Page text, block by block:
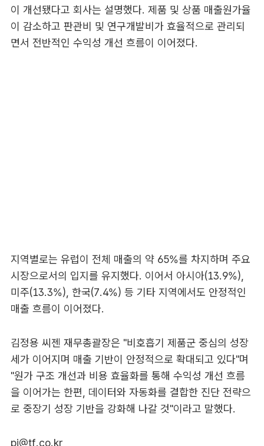
이 개선됐다고 회사는 설명했다. 제품 및 상품 매출원가율
이 감소하고 판관비 및 연구개발비가 효율적으로 관리되
면서 전반적인 수익성 개선 흐름이 이어졌다.
지역별로는 유럽이 전체 매출의 약 65%를 차지하며 주요
시장으로서의 입지를 유지했다. 이어서 아시아(13.9%),
미주(13.3%), 한국(7.4%) 등 기타 지역에서도 안정적인
매출 흐름이 이어졌다.
김정용 씨젠 재무총괄장은 "비호흡기 제품군 중심의 성장
세가 이어지며 매출 기반이 안정적으로 확대되고 있다"며
"원가 구조 개선과 비용 효율화를 통해 수익성 개선 흐름
을 이어가는 한편, 데이터와 자동화를 결합한 진단 전략으
로 중장기 성장 기반을 강화해 나갈 것"이라고 말했다.
pi@tf.co.kr